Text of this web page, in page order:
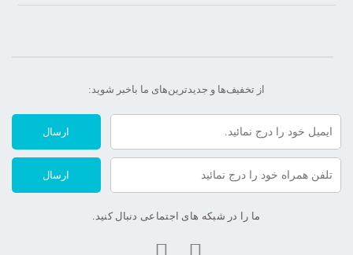
از تخفیف‌ها و جدیدترین‌های ما‌ باخبر شوید:
ارسال
ارسال
ما را در شبکه های اجتماعی دنبال کنید.